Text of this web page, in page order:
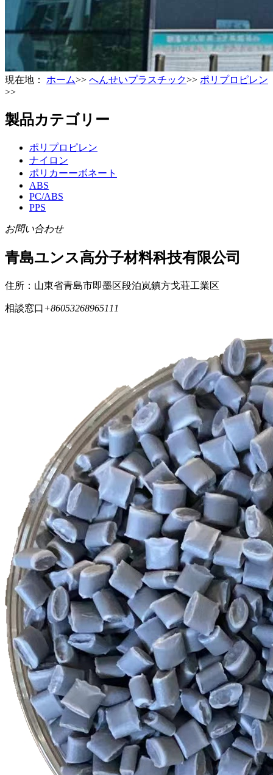
現在地： ホーム>> へんせいプラスチック>> ポリプロピレン
>>
製品カテゴリー
ポリプロピレン
ナイロン
ポリカーーボネート
ABS
PC/ABS
PPS
お問い合わせ
青島ユンス高分子材料科技有限公司
住所：山東省青島市即墨区段泊岚鎮方戈荘工業区
相談窓口+86053268965111